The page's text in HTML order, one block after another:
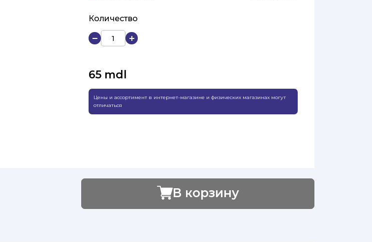
Количество
65 mdl
Цены и ассортимент в интернет-магазине и физических магазинах могут
отличаться
В корзину